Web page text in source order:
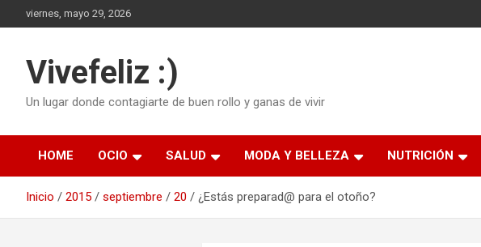
al
viernes, mayo 29, 2026
Vivefeliz :)
Un lugar donde contagiarte de buen rollo y ganas de vivir
HOME OCIO SALUD MODA Y BELLEZA NUTRICIÓN
Inicio 2015 septiembre 20 ¿Estás preparad@ para el otoño?